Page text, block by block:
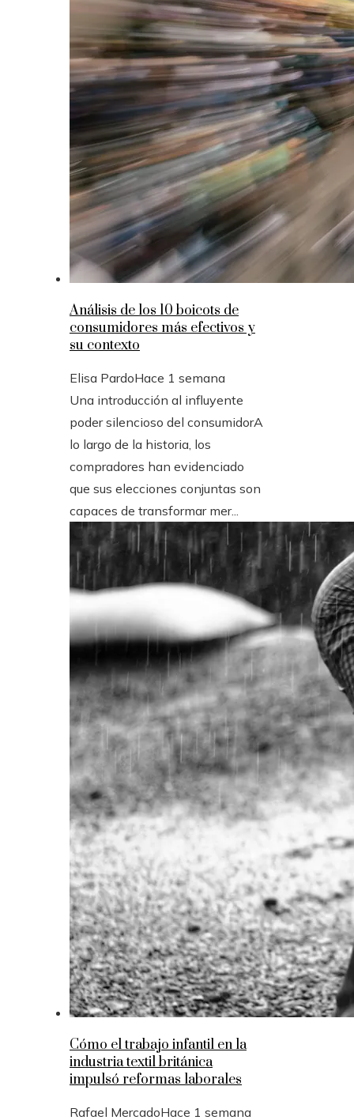
Análisis de los 10 boicots de
consumidores más efectivos y
su contexto
Elisa PardoHace 1 semana
Una introducción al influyente
poder silencioso del consumidorA
lo largo de la historia, los
compradores han evidenciado
que sus elecciones conjuntas son
capaces de transformar mer...
Cómo el trabajo infantil en la
industria textil británica
impulsó reformas laborales
Rafael MercadoHace 1 semana